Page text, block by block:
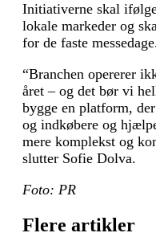
Initiativerne skal
lokale markeder og
for de faste
“Branchen opererer
året – og det bør vi
bygge en platform,
og indkøbere og
mere komplekst og
slutter Sofie Dolva.
Foto: PR
Flere artikler